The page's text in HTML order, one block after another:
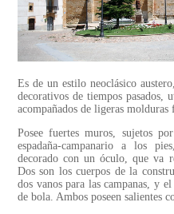
Es de un estilo neoclásico
decorativos de tiempos pasados,
acompañados de ligeras molduras
Posee fuertes muros, sujetos
espadaña-campanario a los
decorado con un óculo, que va
Dos son los cuerpos de la
dos vanos para las campanas, y
de bola. Ambos poseen salientes